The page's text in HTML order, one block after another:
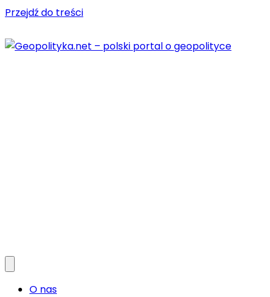
Przejdź do treści
O nas